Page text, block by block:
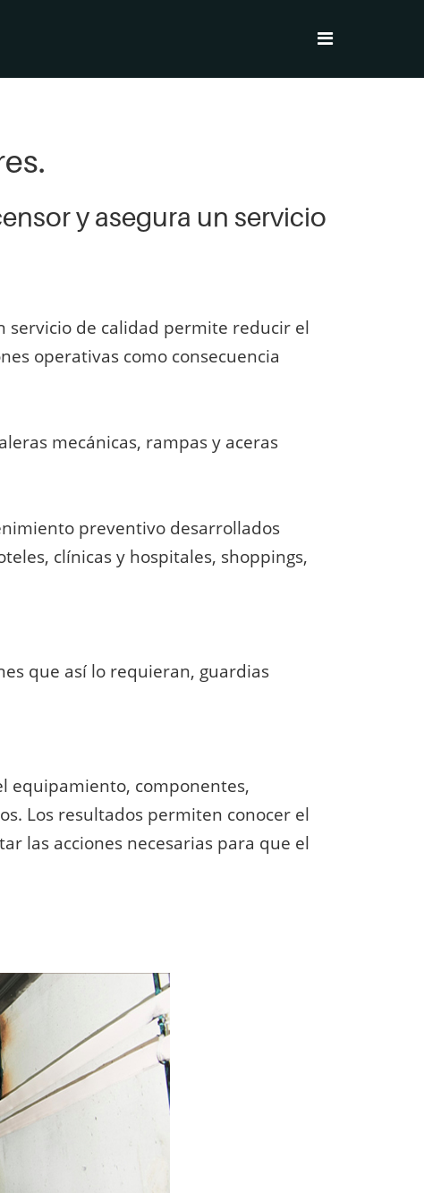
y asegura un servicio
de calidad permite reducir el
operativas como consecuencia
mecánicas, rampas y aceras
preventivo desarrollados
clínicas y hospitales, shoppings,
que así lo requieran, guardias
equipamiento, componentes,
Los resultados permiten conocer el
las acciones necesarias para que el